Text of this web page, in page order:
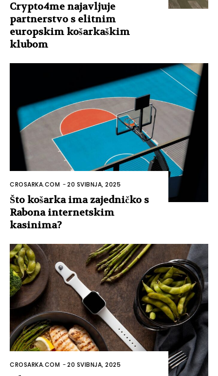
Crypto4me najavljuje
partnerstvo s elitnim
europskim košarkaškim
klubom
CROSARKA.COM -20 SVIBNJA, 2025
Što košarka ima zajedničko s
Rabona internetskim
kasinima?
CROSARKA.COM -20 SVIBNJA, 2025